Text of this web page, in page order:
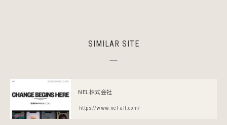
SIMILAR SITE
NEL株式会社
https://www.nel-all.com/